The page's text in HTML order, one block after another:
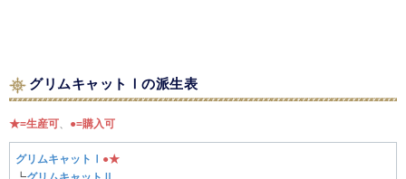
グリムキャットⅠの派生表
★=生産可 ●=購入可
グリムキャットⅠ ●★